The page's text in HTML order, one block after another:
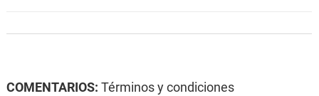
COMENTARIOS: Términos y condiciones